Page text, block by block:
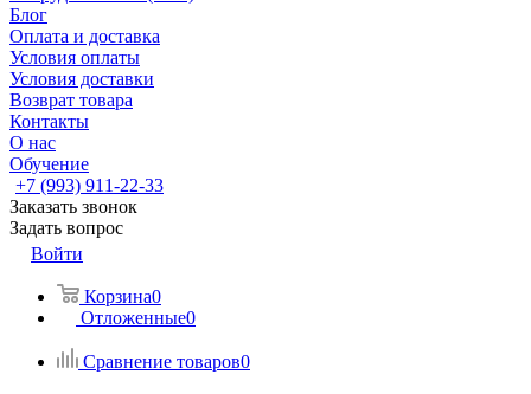
Блог
Оплата и доставка
Условия оплаты
Условия доставки
Возврат товара
Контакты
О нас
Обучение
+7 (993) 911-22-33
Заказать звонок
Задать вопрос
Войти
Корзина0
Отложенные0
Сравнение товаров0